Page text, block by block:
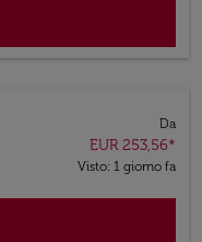
Da
EUR 253,56*
Visto: 1 giorno fa